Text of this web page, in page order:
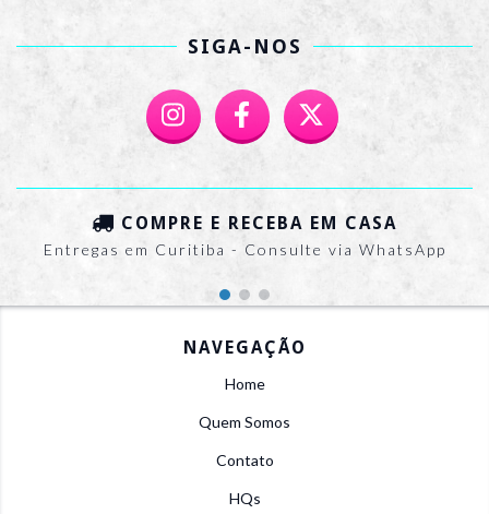
SIGA-NOS
COMPRE E RECEBA EM CASA
Entregas em Curitiba - Consulte via WhatsApp
NAVEGAÇÃO
Home
Quem Somos
Contato
HQs